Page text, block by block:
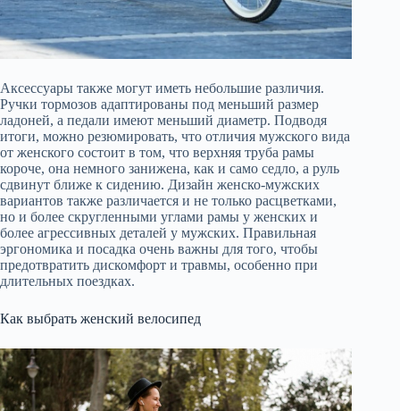
Аксессуары также могут иметь небольшие различия.
Ручки тормозов адаптированы под меньший размер
ладоней, а педали имеют меньший диаметр. Подводя
итоги, можно резюмировать, что отличия мужского вида
от женского состоит в том, что верхняя труба рамы
короче, она немного занижена, как и само седло, а руль
сдвинут ближе к сидению. Дизайн женско-мужских
вариантов также различается и не только расцветками,
но и более скругленными углами рамы у женских и
более агрессивных деталей у мужских. Правильная
эргономика и посадка очень важны для того, чтобы
предотвратить дискомфорт и травмы, особенно при
длительных поездках.
Как выбрать женский велосипед